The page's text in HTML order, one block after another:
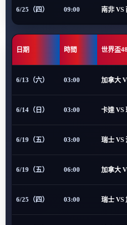
6/25（四） 09:00 南非 VS
日期 時間 世界盃
6/13（六） 03:00 加拿大
6/14（日） 03:00 卡達 VS
6/19（五） 03:00 瑞士 VS
6/19（五） 06:00 加拿大
6/25（四） 03:00 瑞士 VS